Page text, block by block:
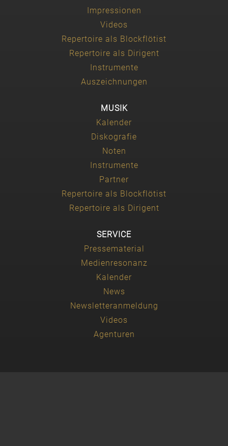
Impressionen
Videos
Repertoire als Blockflötist
Repertoire als Dirigent
Instrumente
Auszeichnungen
MUSIK
Kalender
Diskografie
Noten
Instrumente
Partner
Repertoire als Blockflötist
Repertoire als Dirigent
SERVICE
Pressematerial
Medienresonanz
Kalender
News
Newsletteranmeldung
Videos
Agenturen